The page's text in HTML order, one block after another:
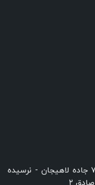
اتوبان رشت به لاهیجان - کیلومتر ۷ جاده لاهیجان - نرسیده